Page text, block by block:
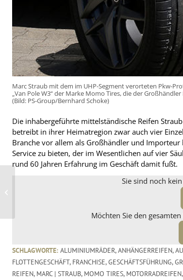
Marc Straub mit dem im UHP-Segment verorteten Pkw-
„Van Pole W3“ der Marke Momo Tires, die der
(Bild: PS-Group/Bernhard Schoke)
Die inhabergeführte mittelständische Reifen
betreibt in ihrer Heimatregion zwar auch vier
Branche vor allem als Großhändler und
Service zu bieten, der im Wesentlichen auf vier
rund 60 Jahren Erfahrung im Geschäft damit fußt.
Sie sind noch
Möchten Sie den
SCHLAGWORTE: ALUMINIUMRÄDER,ANHÄNGERREIFEN,
FLOTTENGESCHÄFT, FRANCHISE,GESCHÄFTSFÜHRUNG,
REIFEN, MARC | STRAUB, MOMO TIRES, MOTORRADREIFEN,